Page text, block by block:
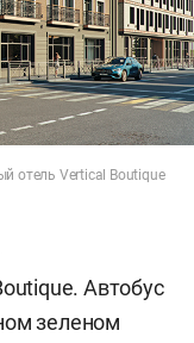
отель Vertical Boutique
Автобус
зеленом